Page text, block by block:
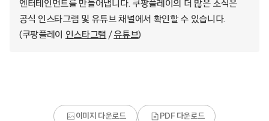
엔터테인먼트를 만들어냅니다. 쿠팡플레이의 더 많은 소식은
공식 인스타그램 및 유튜브 채널에서 확인할 수 있습니다.
(쿠팡플레이 인스타그램 /유튜브)
이미지 다운로드 PDF 다운로드